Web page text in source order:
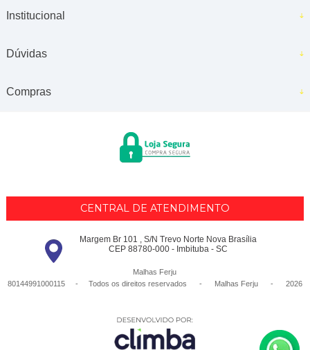
Institucional
Dúvidas
Compras
CENTRAL DE ATENDIMENTO
Margem Br 101 , S/N Trevo Norte Nova Brasília
CEP 88780-000 - Imbituba - SC
Malhas Ferju
80144991000115 - Todos os direitos reservados
- Malhas Ferju - 2026